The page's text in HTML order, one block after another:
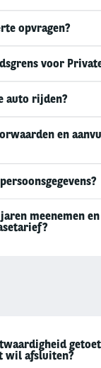
opvragen?
voor
auto rijden?
en
meenemen
wil afsluiten?